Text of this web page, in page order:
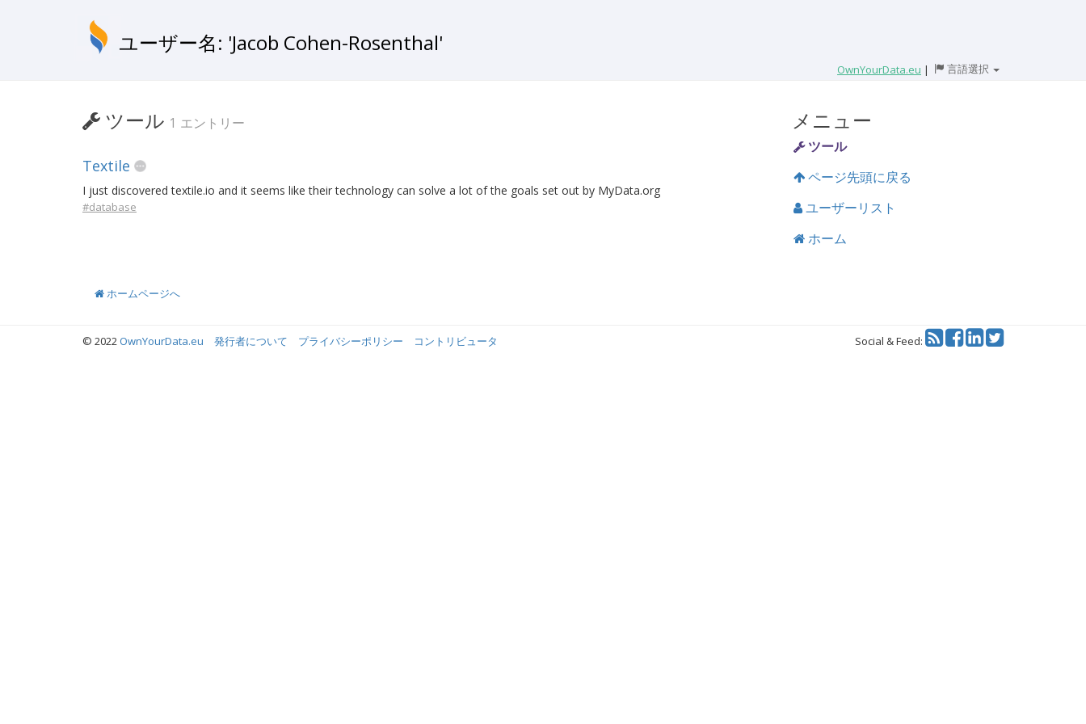
ユーザー名: 'Jacob Cohen-Rosenthal'
OwnYourData.eu | 言語選択
ツール 1 エントリー
Textile
I just discovered textile.io and it seems like their technology can solve a lot of the goals set out by MyData.org
#database
メニュー
ツール
ページ先頭に戻る
ユーザーリスト
ホーム
ホームページへ
© 2022OwnYourData.eu 発行者について プライバシーポリシー コントリビュータ Social & Feed: Twitter